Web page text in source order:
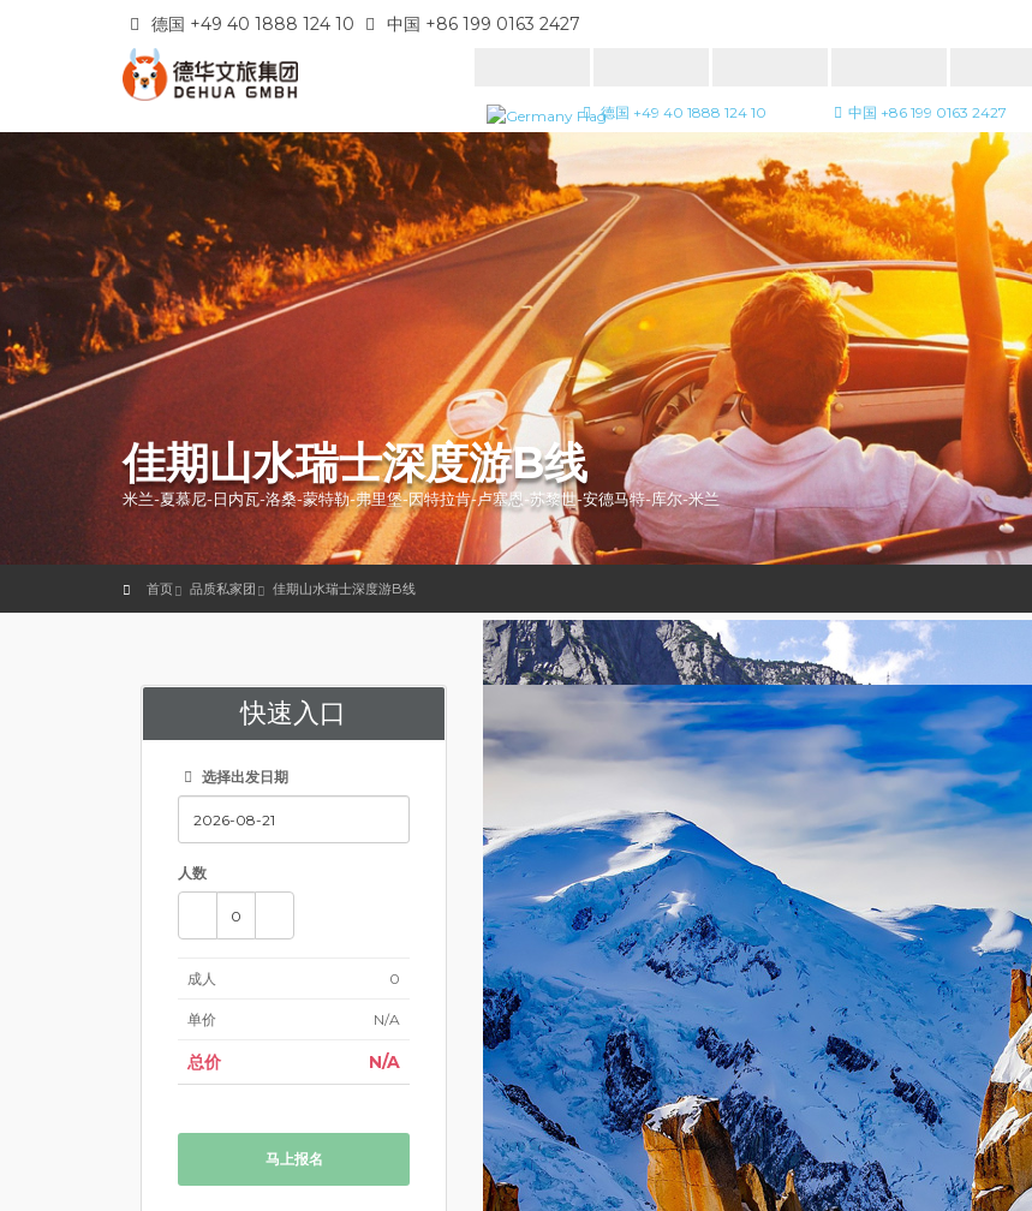
德国 +49 40 1888 124 10 中国 +86 199 0163 2427
德国 +49 40 1888 124 10 中国 +86 199 0163 2427
佳期山水瑞士深度游B线
米兰-夏慕尼-日内瓦-洛桑-蒙特勒-弗里堡-因特拉肯-卢塞恩-苏黎世-安德马特-库尔-米兰
首页 品质私家团 佳期山水瑞士深度游B线
快速入口
选择出发日期
人数
成人 0
单价 N/A
总价 N/A
马上报名